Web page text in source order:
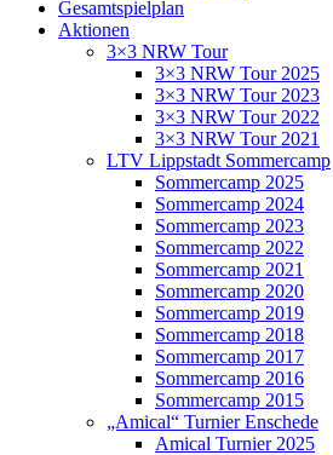
Gesamtspielplan
Aktionen
3×3 NRW Tour
3×3 NRW Tour 2025
3×3 NRW Tour 2023
3×3 NRW Tour 2022
3×3 NRW Tour 2021
LTV Lippstadt Sommercamp
Sommercamp 2025
Sommercamp 2024
Sommercamp 2023
Sommercamp 2022
Sommercamp 2021
Sommercamp 2020
Sommercamp 2019
Sommercamp 2018
Sommercamp 2017
Sommercamp 2016
Sommercamp 2015
„Amical“ Turnier Enschede
Amical Turnier 2025